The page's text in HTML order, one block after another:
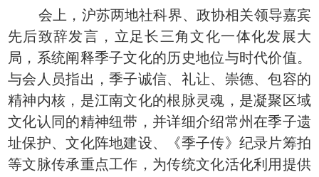
会上，沪苏两地社科界、政协相关领导嘉宾
先后致辞发言，立足长三角文化一体化发展大
局，系统阐释季子文化的历史地位与时代价值。
与会人员指出，季子诚信、礼让、崇德、包容的
精神内核，是江南文化的根脉灵魂，是凝聚区域
文化认同的精神纽带，并详细介绍常州在季子遗
址保护、文化阵地建设、《季子传》纪录片筹拍
等文脉传承重点工作，为传统文化活化利用提供